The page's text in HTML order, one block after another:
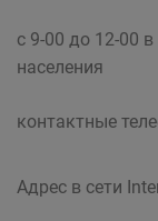
с 9-00 до 12-00
населения
контактные
Адрес в сети